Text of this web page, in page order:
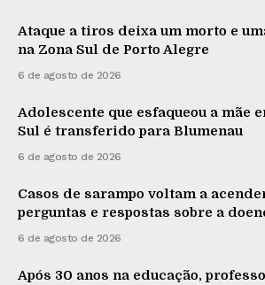
Ataque a tiros deixa um morto e
na Zona Sul de Porto Alegre
6 de agosto de 2026
Adolescente que esfaqueou a mãe
Sul é transferido para Blumenau
6 de agosto de 2026
Casos de sarampo voltam a
perguntas e respostas sobre a
6 de agosto de 2026
Após 30 anos na educação,